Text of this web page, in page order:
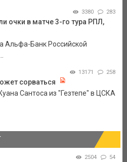
3380 283
очки в матче 3-го тура РПЛ,
Альфа-Банк Российской
13171 258
сорваться
Сантоса из "Гезтепе" в ЦСКА
2504 54